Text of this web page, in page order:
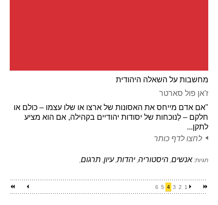
מחשבות על השאלה היהודית
ז'אן פול סארטר
"אם אדם מייחס את האסונות של ארצו או שלו עצמו – כולם או
חלקם – לַנוכחות של יסודות יהודיים בקהילה, אם הוא מציע
לתקן...
לחצו לדף כותר
תגיות: אנשים, היסטוריה, יהדות,עיון, תרגום,
1
2
3
4
5
6